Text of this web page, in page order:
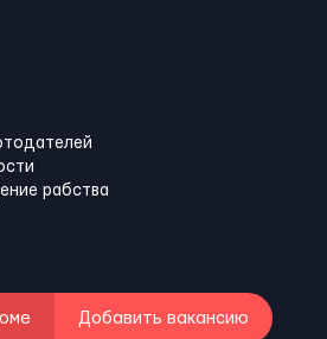
рабства
Добавить вакансию